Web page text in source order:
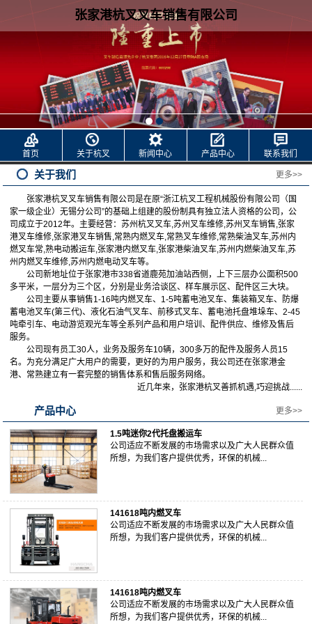
张家港杭叉叉车销售有限公司
首页 关于杭叉 新闻中心 产品中心 联系我们
更多>>
关于我们
张家港杭叉叉车销售有限公司是在原“浙江杭叉工程机械股份有限公司（国
家一级企业）无锡分公司”的基础上组建的股份制具有独立法人资格的公司，公
司成立于2012年。主要经营： 苏州杭叉叉车,苏州叉车维修,苏州叉车销售,张家
港叉车维修,张家港叉车销售,常熟内燃叉车,常熟叉车维修,常熟柴油叉车,苏州内
燃叉车常,熟电动搬运车,张家港内燃叉车,张家港柴油叉车,苏州内燃柴油叉车,苏
州内燃叉车维修,苏州内燃电动叉车等。
公司新地址位于张家港市338省道鹿苑加油站西侧，上下三层办公面积500
多平米，一层分为三个区，分别是业务洽谈区、样车展示区、配件区三大块。
公司主要从事销售1-16吨内燃叉车、1-5吨蓄电池叉车、集装箱叉车、防爆
蓄电池叉车(第三代)、液化石油气叉车、前移式叉车、蓄电池托盘堆垛车、2-45
吨牵引车、电动游览观光车等全系列产品和用户培训、配件供应、维修及售后
服务。
公司现有员工30人，业务及服务车10辆，300多万的配件及服务人员15
名。为充分满足广大用户的需要，更好的为用户服务，我公司还在张家港金
港、常熟建立有一套完整的销售体系和售后服务网络。
近几年来，张家港杭叉善抓机遇,巧迎挑战......
产品中心 更多>>
1.5吨迷你2代托盘搬运车
公司适应不断发展的市场需求以及广大人民群众值
所想，为我们客户提供优秀，环保的机械...
141618吨内燃叉车
公司适应不断发展的市场需求以及广大人民群众值
所想，为我们客户提供优秀，环保的机械...
141618吨内燃叉车
公司适应不断发展的市场需求以及广大人民群众值
所想，为我们客户提供优秀，环保的机械...